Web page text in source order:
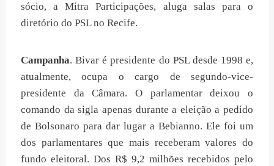
sócio, a Mitra Participações, aluga salas para o
diretório do PSL no Recife.
Campanha. Bivar é presidente do PSL desde 1998 e,
atualmente, ocupa o cargo de segundo-vice-
presidente da Câmara. O parlamentar deixou o
comando da sigla apenas durante a eleição a pedido
de Bolsonaro para dar lugar a Bebianno. Ele foi um
dos parlamentares que mais receberam valores do
fundo eleitoral. Dos R$ 9,2 milhões recebidos pelo